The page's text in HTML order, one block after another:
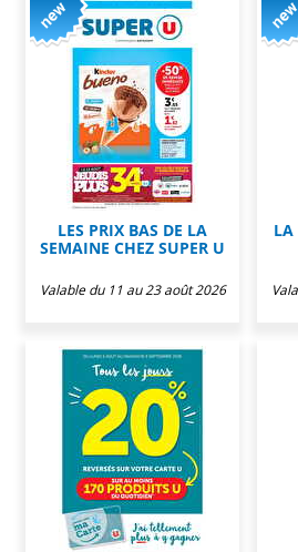
LES PRIX BAS DE LA
SEMAINE CHEZ SUPER U
Valable du 11 au 23 août 2026
LA